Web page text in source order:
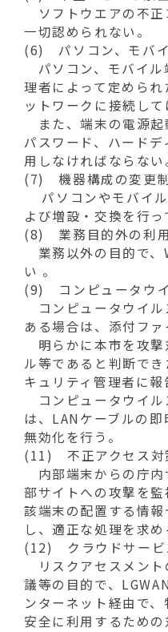
ソフトウエアの不正
一切認められない。
(6) パソコン、モバ
パソコン、モバイル
理者によって定めら
ットワークに接続して
また、端末の電源起
パスワード、ハード
用しなければならない
(7) 機器構成の変更
パソコンやモバイ
よび増設・交換を行っ
(8) 業務目的外の利用
業務以外の目的で、
い 。
(9) コンピュータウ
コンピュータウイル
ある場合は、添付ファ
明らかに本市を攻撃
ル等であると判断で
キュリティ管理者に報
コンピュータウイル
は、LANケーブルの
無効化を行う。
(11) 不正アクセス対
内部端末からの庁内
部サイトへの攻撃を
該端末の配置する情
し、適正な処理を求め
(12) クラウドサービ
リスクアセスメント
議等の目的で、
ンターネット経由で
安全に利用するための